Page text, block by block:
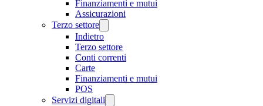
Finanziamenti e mutui
Assicurazioni
Terzo settore
Indietro
Terzo settore
Conti correnti
Carte
Finanziamenti e mutui
POS
Servizi digitali